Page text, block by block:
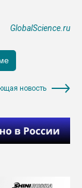
GlobalScience.ru
новость